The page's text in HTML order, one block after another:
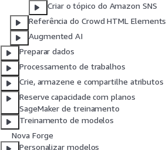
Criar o tópico do Amazon SNS
Referência do Crowd HTML Elements
Augmented AI
Preparar dados
Processamento de trabalhos
Crie, armazene e compartilhe atributos
Reserve capacidade com planos
SageMaker de treinamento
Treinamento de modelos
Nova Forge
Personalizar modelos